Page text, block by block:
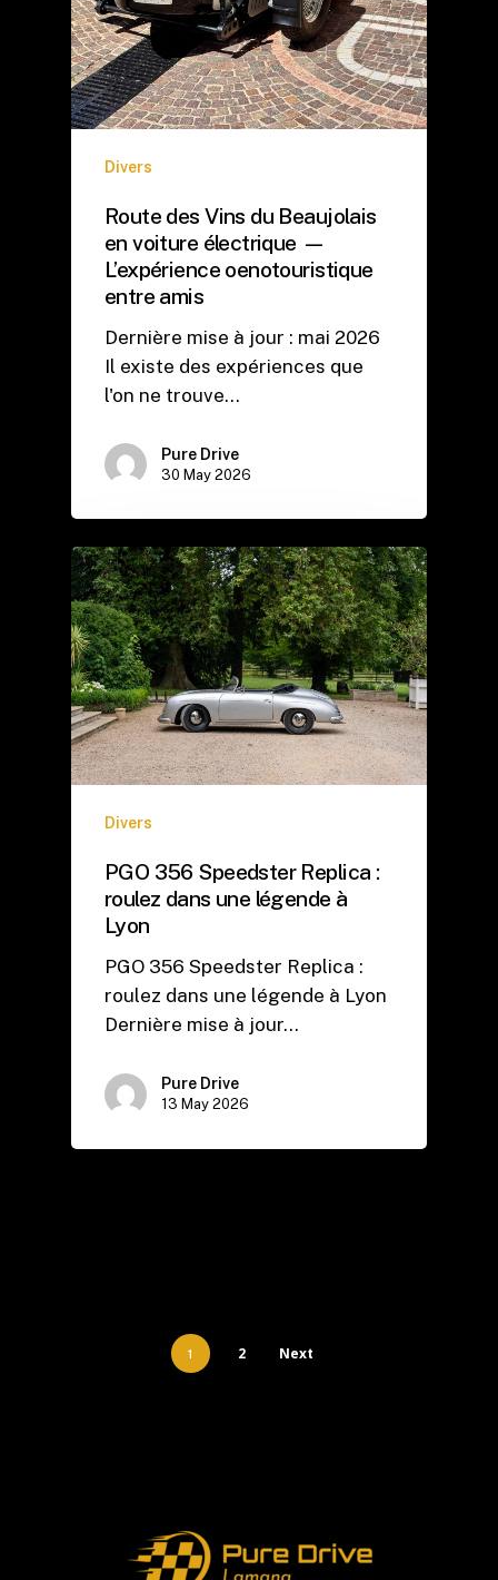
Divers
Route des Vins du Beaujolais
en voiture électrique —
L’expérience oenotouristique
entre amis
Dernière mise à jour : mai 2026
Il existe des expériences que
l'on ne trouve…
Pure Drive
30 May 2026
Divers
PGO 356 Speedster Replica :
roulez dans une légende à
Lyon
PGO 356 Speedster Replica :
roulez dans une légende à Lyon
Dernière mise à jour…
Pure Drive
13 May 2026
1 2 Next